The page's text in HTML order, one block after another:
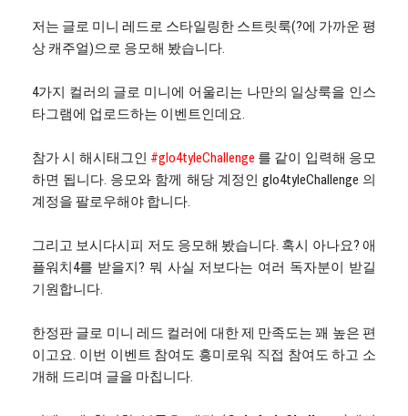
저는 글로 미니 레드로 스타일링한 스트릿룩(?에 가까운 평
상 캐주얼)으로 응모해 봤습니다.
4가지 컬러의 글로 미니에 어울리는 나만의 일상룩을 인스
타그램에 업로드하는 이벤트인데요.
참가 시 해시태그인 #glo4tyleChallenge 를 같이 입력해 응모
하면 됩니다. 응모와 함께 해당 계정인 glo4tyleChallenge 의
계정을 팔로우해야 합니다.
그리고 보시다시피 저도 응모해 봤습니다. 혹시 아나요? 애
플워치4를 받을지? 뭐 사실 저보다는 여러 독자분이 받길
기원합니다.
한정판 글로 미니 레드 컬러에 대한 제 만족도는 꽤 높은 편
이고요. 이번 이벤트 참여도 흥미로워 직접 참여도 하고 소
개해 드리며 글을 마칩니다.